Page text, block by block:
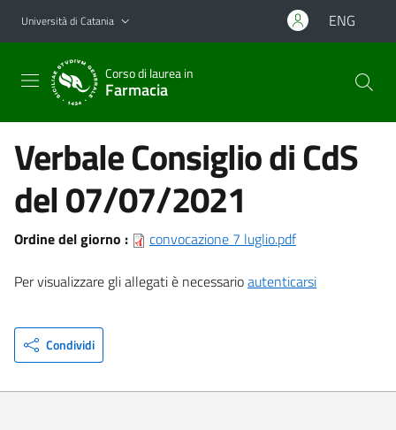
Vai al contenuto principale
Vai al menu di navigazione
Università di Catania ENG
Corso di laurea in
Farmacia
Verbale Consiglio di CdS
del 07/07/2021
Ordine del giorno :
convocazione 7 luglio.pdf
Per visualizzare gli allegati è necessarioautenticarsi
Condividi